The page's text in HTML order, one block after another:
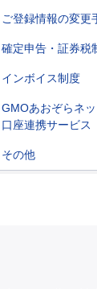
ご登録情報の変更
確定申告・証券税
インボイス制度
GMOあおぞらネ
口座連携サービス
その他